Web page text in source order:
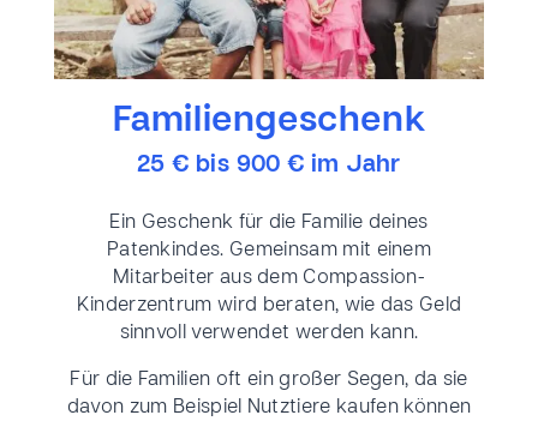
Familiengeschenk
25 € bis 900 € im Jahr
Ein Geschenk für die Familie deines
Patenkindes. Gemeinsam mit einem
Mitarbeiter aus dem Compassion-
Kinderzentrum wird beraten, wie das Geld
sinnvoll verwendet werden kann.
Für die Familien oft ein großer Segen, da sie
davon zum Beispiel Nutztiere kaufen können